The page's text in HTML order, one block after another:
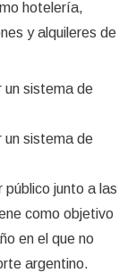
hotelería,
y alquileres de
un sistema de
un sistema de
junto a las
como objetivo
en el que no
argentino.